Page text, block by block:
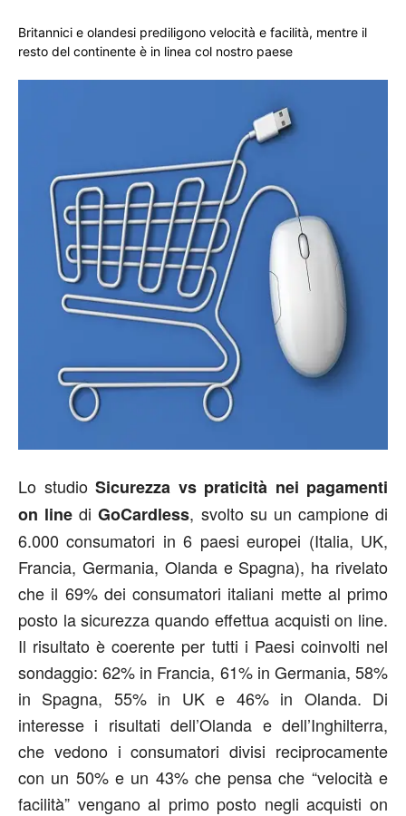
Britannici e olandesi prediligono velocità e facilità, mentre il
resto del continente è in linea col nostro paese
Lo studio Sicurezza vs praticità nei pagamenti
on line diGoCardless, svolto su un campione di
6.000 consumatori in 6 paesi europei (Italia, UK,
Francia, Germania, Olanda e Spagna), ha rivelato
che il 69% dei consumatori italiani mette al primo
posto la sicurezza quando effettua acquisti on line.
Il risultato è coerente per tutti i Paesi coinvolti nel
sondaggio: 62% in Francia, 61% in Germania, 58%
in Spagna, 55% in UK e 46% in Olanda. Di
interesse i risultati dell’Olanda e dell’Inghilterra,
che vedono i consumatori divisi reciprocamente
con un 50% e un 43% che pensa che “velocità e
facilità” vengano al primo posto negli acquisti on